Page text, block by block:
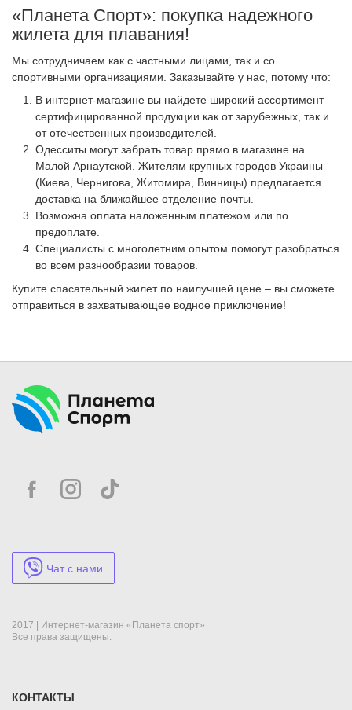
«Планета Спорт»: покупка надежного
жилета для плавания!
Мы сотрудничаем как с частными лицами, так и со
спортивными организациями. Заказывайте у нас, потому что:
В интернет-магазине вы найдете широкий ассортимент
сертифицированной продукции как от зарубежных, так и
от отечественных производителей.
Одесситы могут забрать товар прямо в магазине на
Малой Арнаутской. Жителям крупных городов Украины
(Киева, Чернигова, Житомира, Винницы) предлагается
доставка на ближайшее отделение почты.
Возможна оплата наложенным платежом или по
предоплате.
Специалисты с многолетним опытом помогут разобраться
во всем разнообразии товаров.
Купите спасательный жилет по наилучшей цене – вы сможете
отправиться в захватывающее водное приключение!
Чат с нами
2017 | Интернет-магазин «Планета спорт»
Все права защищены.
КОНТАКТЫ